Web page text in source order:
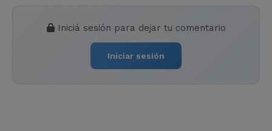
Iniciá sesión para dejar tu comentario
Iniciar sesión